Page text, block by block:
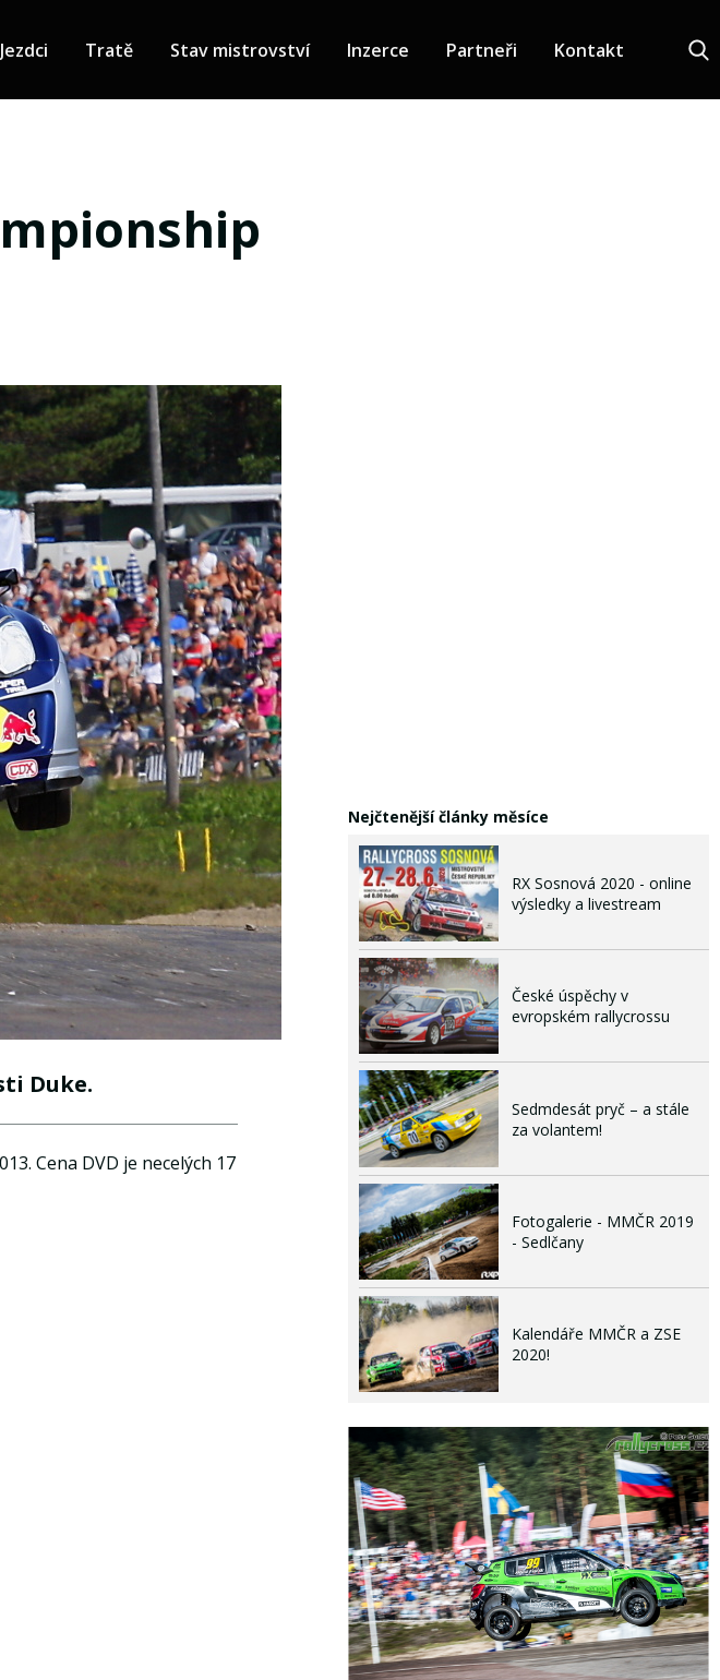
Jezdci Tratě Stav mistrovství Inzerce Partneři Kontakt
Duke.
Cena DVD je necelých 17
Nejčtenější články měsíce
RX Sosnová 2020 - online
výsledky a livestream
České úspěchy v
evropském rallycrossu
Sedmdesát pryč – a stále
za volantem!
Fotogalerie - MMČR 2019
- Sedlčany
Kalendáře MMČR a ZSE
2020!